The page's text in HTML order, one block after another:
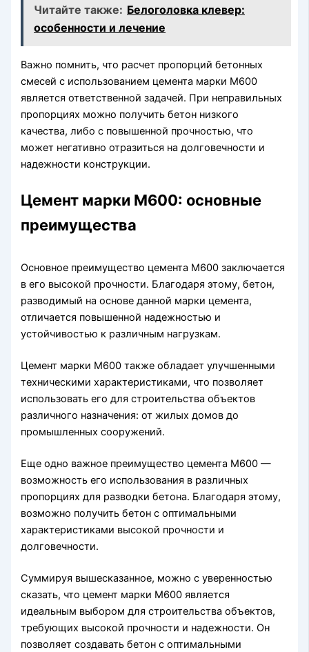
Читайте также: Белоголовка клевер:
особенности и лечение
Важно помнить, что расчет пропорций бетонных
смесей с использованием цемента марки М600
является ответственной задачей. При неправильных
пропорциях можно получить бетон низкого
качества, либо с повышенной прочностью, что
может негативно отразиться на долговечности и
надежности конструкции.
Цемент марки М600: основные
преимущества
Основное преимущество цемента М600 заключается
в его высокой прочности. Благодаря этому, бетон,
разводимый на основе данной марки цемента,
отличается повышенной надежностью и
устойчивостью к различным нагрузкам.
Цемент марки М600 также обладает улучшенными
техническими характеристиками, что позволяет
использовать его для строительства объектов
различного назначения: от жилых домов до
промышленных сооружений.
Еще одно важное преимущество цемента М600 —
возможность его использования в различных
пропорциях для разводки бетона. Благодаря этому,
возможно получить бетон с оптимальными
характеристиками высокой прочности и
долговечности.
Суммируя вышесказанное, можно с уверенностью
сказать, что цемент марки М600 является
идеальным выбором для строительства объектов,
требующих высокой прочности и надежности. Он
позволяет создавать бетон с оптимальными